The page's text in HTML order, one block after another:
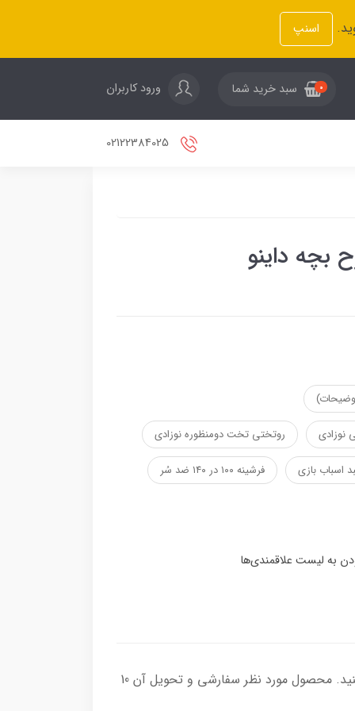
اسنپ
0 سبد خرید شما ورود کاربران
بچه داینو
نوزادی روتختی تخت دومنظوره نوزادی
اسباب بازی فرشینه ۱۰۰ در ۱۴۰ ضد سُر
از طرح مورد نظر می توانید هر یک از محصولاتی که در لیست محصول قرار دارد را انتخاب و به سبدخرید خود اضافه کنید. محصول مورد نظر سفارشی و تحویل آن 10